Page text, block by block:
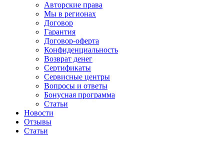
Авторские права
Мы в регионах
Договор
Гарантия
Договор-оферта
Конфиденциальность
Возврат денег
Сертификаты
Сервисные центры
Вопросы и ответы
Бонусная программа
Статьи
Новости
Отзывы
Статьи